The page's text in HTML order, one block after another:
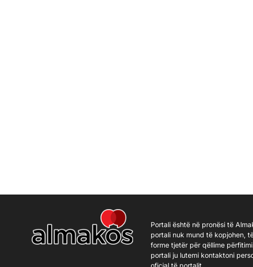
Portali është në pronësi të
portali nuk mund të kopjohen,
forme tjetër për qëllime
portali ju lutemi kontaktoni
oficial të portalit.